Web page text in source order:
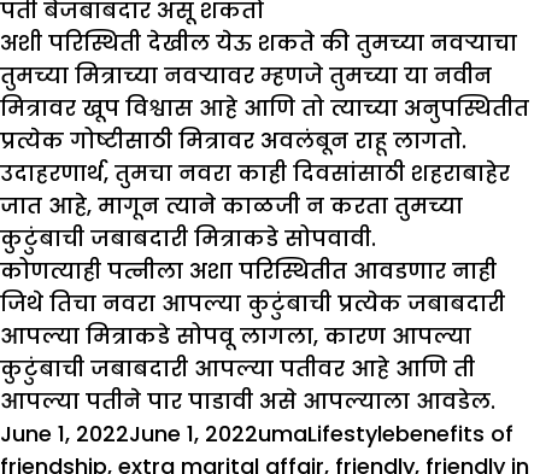
पती बेजबाबदार असू शकतो
अशी परिस्थिती देखील येऊ शकते की तुमच्या नवऱ्याचा
तुमच्या मित्राच्या नवऱ्यावर म्हणजे तुमच्या या नवीन
मित्रावर खूप विश्वास आहे आणि तो त्याच्या अनुपस्थितीत
प्रत्येक गोष्टीसाठी मित्रावर अवलंबून राहू लागतो.
उदाहरणार्थ, तुमचा नवरा काही दिवसांसाठी शहराबाहेर
जात आहे, मागून त्याने काळजी न करता तुमच्या
कुटुंबाची जबाबदारी मित्राकडे सोपवावी.
कोणत्याही पत्नीला अशा परिस्थितीत आवडणार नाही
जिथे तिचा नवरा आपल्या कुटुंबाची प्रत्येक जबाबदारी
आपल्या मित्राकडे सोपवू लागला, कारण आपल्या
कुटुंबाची जबाबदारी आपल्या पतीवर आहे आणि ती
आपल्या पतीने पार पाडावी असे आपल्याला आवडेल.
Posted
on
June 1, 2022June 1, 2022Author
umaCategories
LifestyleTags
benefits of
friendship, extra marital affair, friendly, friendly in